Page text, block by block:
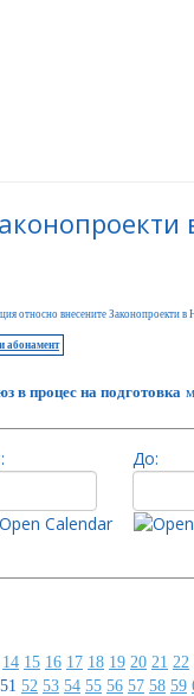
относно внесените Законопроекти
абонамент
в процес на подготовка
До:
14 15 16 17 18 19 20 21 22
51 52 53 54 55 56 57 58 59